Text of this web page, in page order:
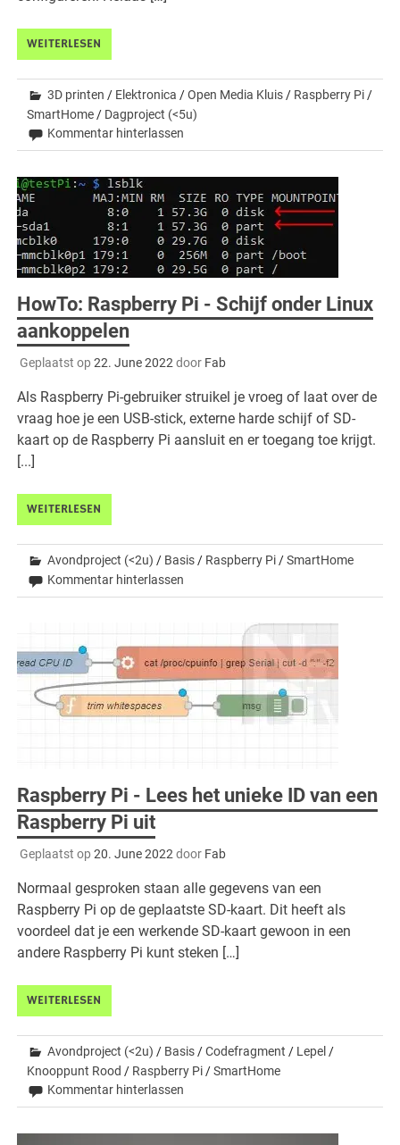
WEITERLESEN
3D printen / Elektronica /Open Media Kluis / Raspberry Pi /
SmartHome / Dagproject (<5u)
Kommentar hinterlassen
HowTo: Raspberry Pi - Schijf onder Linux
aankoppelen
Geplaatst op 22. June 2022 door Fab
Als Raspberry Pi-gebruiker struikel je vroeg of laat over de
vraag hoe je een USB-stick, externe harde schijf of SD-
kaart op de Raspberry Pi aansluit en er toegang toe krijgt.
[...]
WEITERLESEN
Avondproject (<2u) / Basis / Raspberry Pi /SmartHome
Kommentar hinterlassen
Raspberry Pi - Lees het unieke ID van een
Raspberry Pi uit
Geplaatst op 20. June 2022door Fab
Normaal gesproken staan alle gegevens van een
Raspberry Pi op de geplaatste SD-kaart. Dit heeft als
voordeel dat je een werkende SD-kaart gewoon in een
andere Raspberry Pi kunt steken […]
WEITERLESEN
Avondproject (<2u) / Basis/Codefragment / Lepel /
Knooppunt Rood / Raspberry Pi/SmartHome
Kommentar hinterlassen